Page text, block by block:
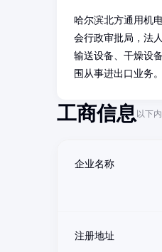
哈尔滨北方通用机
会行政审批局，法
输送设备、干燥设
围从事进出口业务
工商信息以下
企业名称
注册地址